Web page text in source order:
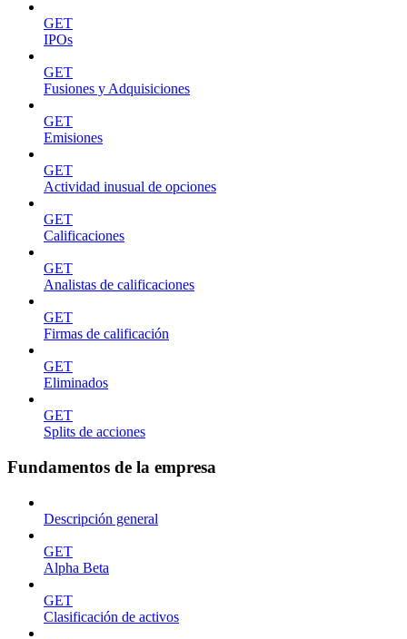
GET
IPOs
GET
Fusiones y Adquisiciones
GET
Emisiones
GET
Actividad inusual de opciones
GET
Calificaciones
GET
Analistas de calificaciones
GET
Firmas de calificación
GET
Eliminados
GET
Splits de acciones
Fundamentos de la empresa
Descripción general
GET
Alpha Beta
GET
Clasificación de activos